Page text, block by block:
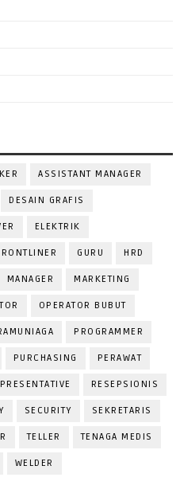
ASSISTANT MANAGER
DESAIN GRAFIS
ELEKTRIK
GURU HRD
MANAGER MARKETING
OPERATOR BUBUT
PROGRAMMER
PURCHASING PERAWAT
RESEPSIONIS
SECURITY SEKRETARIS
TELLER TENAGA MEDIS
WELDER